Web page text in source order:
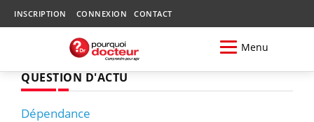
INSCRIPTION CONNEXION CONTACT
Menu
QUESTION D'ACTU
Dépendance